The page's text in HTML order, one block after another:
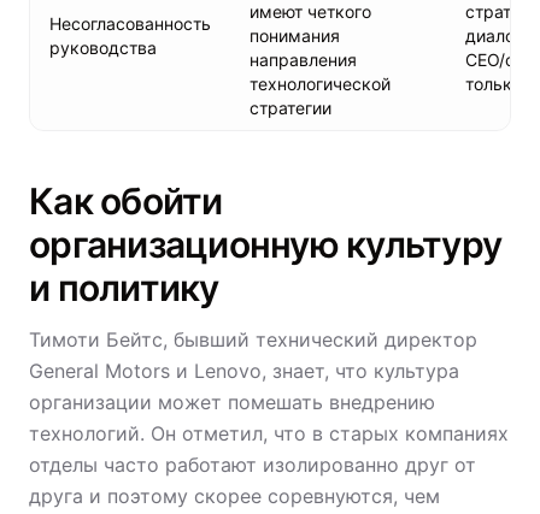
Несогласованность
руководства
имеют четкого
понимания
направления
технологической
стратегии
диалог
CEO/
только
Как обойти
организационную культуру
и политику
Тимоти Бейтс, бывший технический директор
General Motors и Lenovo, знает, что культура
организации может помешать внедрению
технологий. Он отметил, что в старых компаниях
отделы часто работают изолированно друг от
друга и поэтому скорее соревнуются, чем